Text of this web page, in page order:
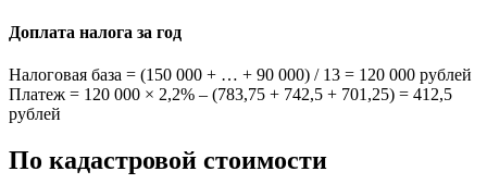
Доплата налога за год
Налоговая база = (150 000 + … + 90 000) / 13 = 120 000 рублей
Платеж = 120 000 × 2,2% – (783,75 + 742,5 + 701,25) = 412,5
рублей
По кадастровой стоимости